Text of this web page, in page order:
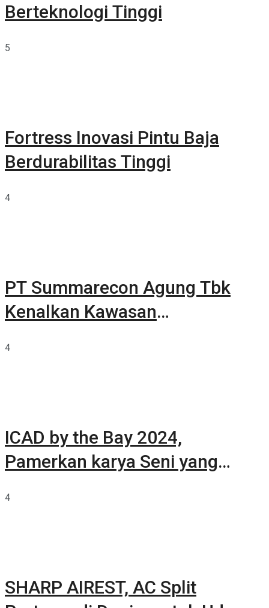
Berteknologi Tinggi
5
Fortress Inovasi Pintu Baja
Berdurabilitas Tinggi
4
PT Summarecon Agung Tbk
Kenalkan Kawasan
4
ICAD by the Bay 2024,
Pamerkan karya Seni yang
4
SHARP AIREST, AC Split